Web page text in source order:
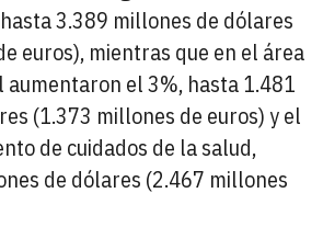
3.389 millones de dólares
euros), mientras que en el área
aumentaron el 3%, hasta 1.481
(1.373 millones de euros) y el
de cuidados de la salud,
de dólares (2.467 millones